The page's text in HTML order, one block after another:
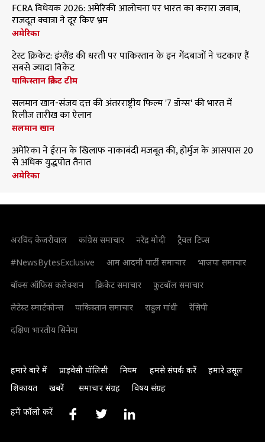
FCRA विधेयक 2026: अमेरिकी आलोचना पर भारत का करारा जवाब,
राजदूत क्वात्रा ने दूर किए भ्रम
अमेरिका
टेस्ट क्रिकेट: इंग्लैंड की धरती पर पाकिस्तान के इन गेंदबाजों ने चटकाए हैं
सबसे ज्यादा विकेट
पाकिस्तान क्रिकेट टीम
सलमान खान-संजय दत्त की अंतरराष्ट्रीय फिल्म '7 डॉग्स' की भारत में
रिलीज तारीख का ऐलान
सलमान खान
अमेरिका ने ईरान के खिलाफ नाकाबंदी मजबूत की, होर्मुज के आसपास 20
से अधिक युद्धपोत तैनात
अमेरिका
अरविंद केजरीवाल कांग्रेस समाचार नरेंद्र मोदी
ट्रैवल टिप्स
#NewsBytesExclusive
आम आदमी पार्टी समाचार
भाजपा समाचार
बॉक्स ऑफिस कलेक्शन
क्रिकेट समाचार
फुटबॉल समाचार
लेटेस्ट स्मार्टफोन्स
पाकिस्तान समाचार राहुल गांधी
रेसिपी
दक्षिण भारतीय सिनेमा
हमारे बारे में प्राइवेसी पॉलिसी नियम हमसे संपर्क करें
हमारे उसूल
शिकायत
खबरें समाचार संग्रह विषय संग्रह
हमें फॉलो करें